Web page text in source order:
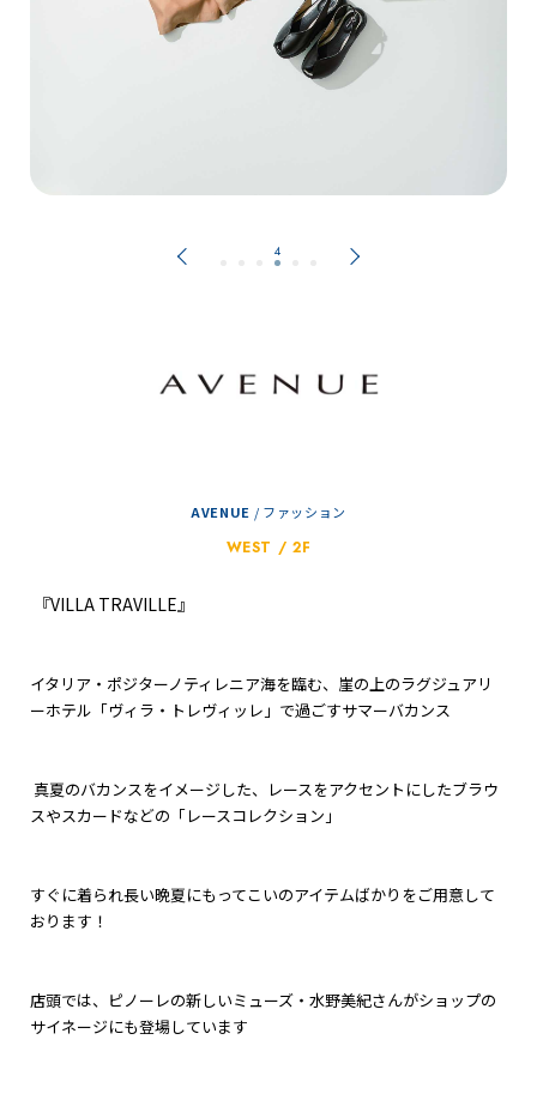
AVENUE / ファッション
WEST / 2F
『VILLA TRAVILLE』
イタリア・ポジターノティレニア海を臨む、崖の上のラグジュアリ
ーホテル「ヴィラ・トレヴィッレ」で過ごすサマーバカンス
真夏のバカンスをイメージした、レースをアクセントにしたブラウ
スやスカードなどの「レースコレクション」
すぐに着られ長い晩夏にもってこいのアイテムばかりをご用意して
おります！
店頭では、ピノーレの新しいミューズ・水野美紀さんがショップの
サイネージにも登場しています